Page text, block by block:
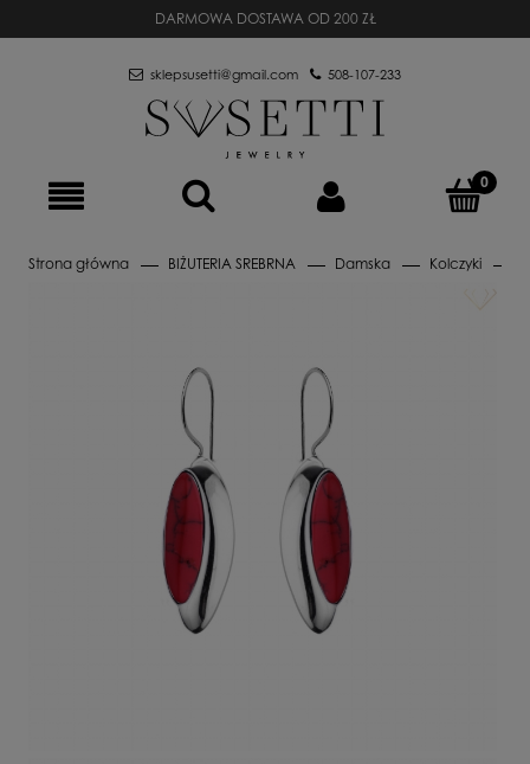
DARMOWA DOSTAWA OD 200 ZŁ
sklepsusetti@gmail.com 508-107-233
Strona główna BIŻUTERIA SREBRNA Damska Kolczyki